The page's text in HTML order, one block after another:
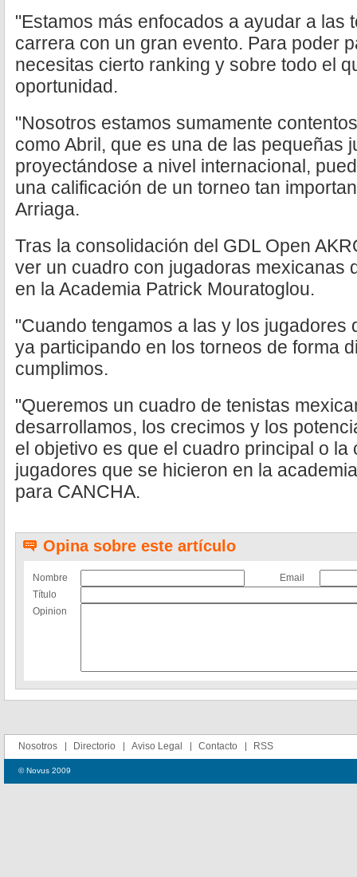
"Estamos más enfocados a ayudar a las
carrera con un gran evento. Para poder
necesitas cierto ranking y sobre todo el
oportunidad.
"Nosotros estamos sumamente
como Abril, que es una de las pequeñas
proyectándose a nivel internacional,
una calificación de un torneo tan
Arriaga.
Tras la consolidación del GDL Open
ver un cuadro con jugadoras mexicanas
en la Academia Patrick Mouratoglou.
"Cuando tengamos a las y los jugadores
ya participando en los torneos de forma
cumplimos.
"Queremos un cuadro de tenistas
desarrollamos, los crecimos y los
el objetivo es que el cuadro principal o la
jugadores que se hicieron en la
para CANCHA.
Opina sobre este artículo
Nombre
Email
Título
Opinion
Nosotros Directorio Aviso Legal Contacto RSS
© Novus 2009